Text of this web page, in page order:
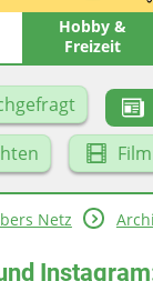
Hobby &
Freizeit
Netz